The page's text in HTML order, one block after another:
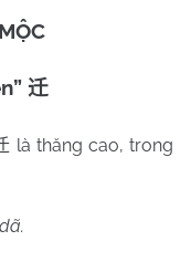
迁
là thăng cao, trong